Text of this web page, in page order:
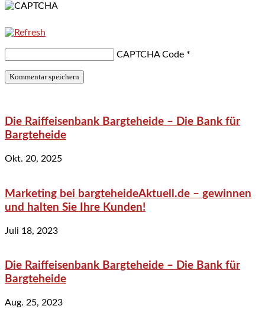
CAPTCHA Code *
Die Raiffeisenbank Bargteheide – Die Bank für
Bargteheide
Okt. 20, 2025
Marketing bei bargteheideAktuell.de – gewinnen
und halten Sie Ihre Kunden!
Juli 18, 2023
Die Raiffeisenbank Bargteheide – Die Bank für
Bargteheide
Aug. 25, 2023